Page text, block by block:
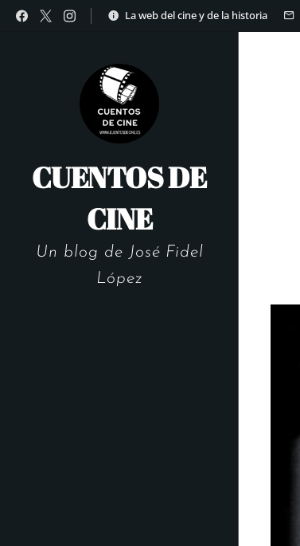
La web del cine y de la historia
CUENTOS DE
CINE
Un blog de José Fidel
López